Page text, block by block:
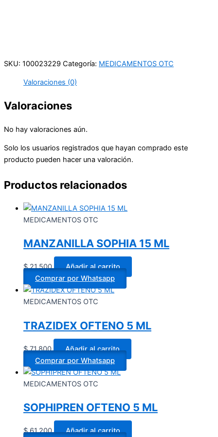
SKU: 100023229 Categoría: MEDICAMENTOS OTC
Valoraciones (0)
Valoraciones
No hay valoraciones aún.
Solo los usuarios registrados que hayan comprado este
producto pueden hacer una valoración.
Productos relacionados
MEDICAMENTOS OTC
MANZANILLA SOPHIA 15 ML
$21.500
Añadir al carrito
Comprar por Whatsapp
MEDICAMENTOS OTC
TRAZIDEX OFTENO 5 ML
$71.800
Añadir al carrito
Comprar por Whatsapp
MEDICAMENTOS OTC
SOPHIPREN OFTENO 5 ML
$61.200
Añadir al carrito